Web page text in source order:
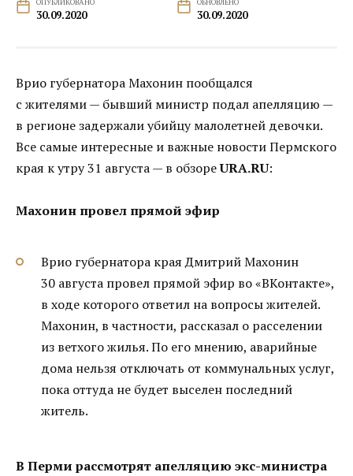
30.09.2020 30.09.2020
Врио губернатора Махонин пообщался
с жителями — бывший министр подал апелляцию —
в регионе задержали убийцу малолетней девочки.
Все самые интересные и важные новости Пермского
края к утру 31 августа — в обзореURA.RU:
Махонин провел прямой эфир
Врио губернатора края Дмитрий Махонин
30 августа провел прямой эфир во «ВКонтакте»,
в ходе которого ответил на вопросы жителей.
Махонин, в частности, рассказал о расселении
из ветхого жилья. По его мнению, аварийные
дома нельзя отключать от коммунальных услуг,
пока оттуда не будет выселен последний
житель.
В Перми рассмотрят апелляцию экс-министра